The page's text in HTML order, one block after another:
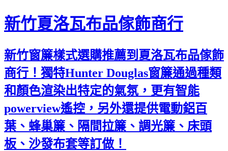
新竹夏洛瓦布品傢飾商行
新竹窗簾樣式選購推薦到夏洛瓦布品傢飾
商行！獨特Hunter Douglas窗簾通過種類
和顏色渲染出特定的氣氛，更有智能
powerview遙控，另外還提供電動鋁百
葉、蜂巢簾、隔間拉簾、調光簾、床頭
板、沙發布套等訂做！